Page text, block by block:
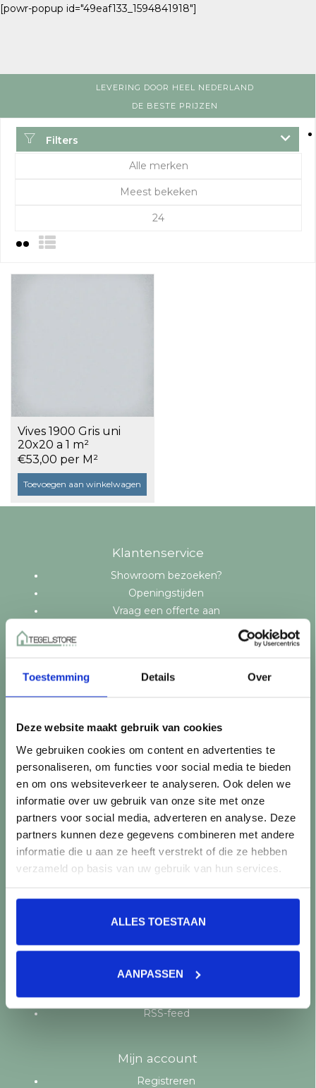
Toestemming Details Over
Deze website maakt gebruik van cookies
We gebruiken cookies om content en advertenties te
personaliseren, om functies voor social media te bieden
en om ons websiteverkeer te analyseren. Ook delen we
informatie over uw gebruik van onze site met onze
partners voor social media, adverteren en analyse. Deze
partners kunnen deze gegevens combineren met andere
informatie die u aan ze heeft verstrekt of die ze hebben
verzameld op basis van uw gebruik van hun services.
ALLES TOESTAAN
AANPASSEN
[powr-popup id="49eaf133_1594841918"]
LEVERING DOOR HEEL NEDERLAND
DE BESTE PRIJZEN
Filters
Alle merken
Meest bekeken
24
Vives 1900 Gris uni
20x20 a 1 m²
€53,00 per M²
Toevoegen aan winkelwagen
Klantenservice
Showroom bezoeken?
Openingstijden
Vraag een offerte aan
Controle vóór verwerking
Garantie & klachten
Mix & Match
Klantenservice
Veelgestelde vragen
Over TegelStore.nl
Contact
Algemene voorwaarden
Privacy Policy
Producten
Alle producten
Nieuwe producten
Merken
Tags
RSS-feed
Mijn account
Registreren